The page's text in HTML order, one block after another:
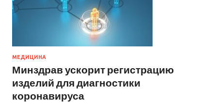
МЕДИЦИНА
Минздрав ускорит регистрацию
изделий для диагностики
коронавируса